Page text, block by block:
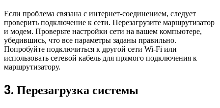
Если проблема связана с интернет-соединением, следует
проверить подключение к сети. Перезагрузите маршрутизатор
и модем. Проверьте настройки сети на вашем компьютере,
убедившись, что все параметры заданы правильно.
Попробуйте подключиться к другой сети Wi-Fi или
использовать сетевой кабель для прямого подключения к
маршрутизатору.
3. Перезагрузка системы